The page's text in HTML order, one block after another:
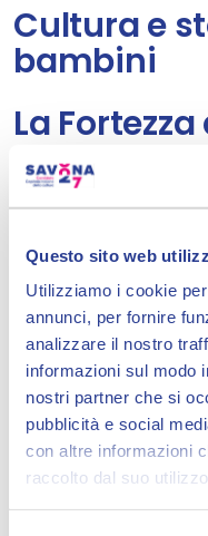
Questo sito web
Utilizziamo i cookie
annunci, per fornire
analizzare il nostro
informazioni sul modo
nostri partner che si
pubblicità e social
con altre informazioni
raccolto dal suo
Cultura e
bambini
La
Situata in
promontorio
Fortezza del
urbano con la
affascinante —
visita in una vera
bambini la libertà
cavalieri e
Il Museo
i più piccoli